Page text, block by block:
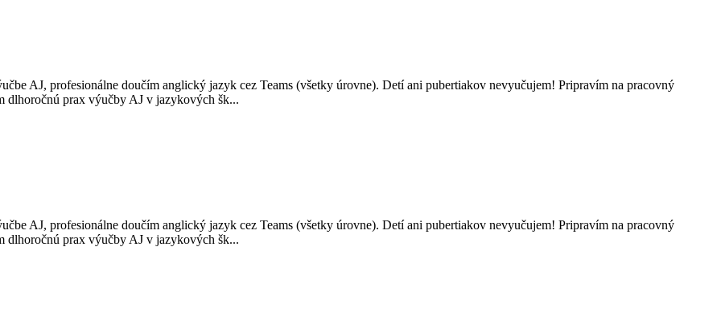
AJ, profesionálne doučím anglický jazyk cez Teams (všetky úrovne). Detí ani pubertiakov nevyučujem! Pripravím na pracovný
dlhoročnú prax výučby AJ v jazykových šk...
AJ, profesionálne doučím anglický jazyk cez Teams (všetky úrovne). Detí ani pubertiakov nevyučujem! Pripravím na pracovný
dlhoročnú prax výučby AJ v jazykových šk...